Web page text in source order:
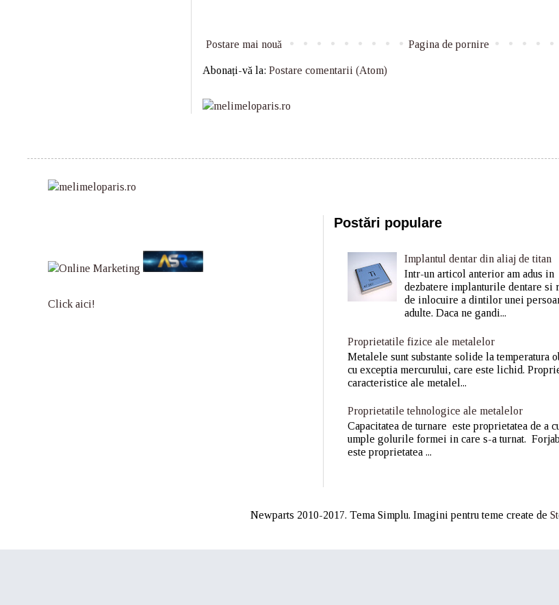
Postare mai nouă Pagina de pornire
Abonați-vă la: Postare comentarii (Atom)
Click aici!
Postări populare
Implantul dentar din aliaj de titan
Intr-un articol anterior am adus in
dezbatere implanturile dentare si
de inlocuire a dintilor unei
adulte. Daca ne gandi...
Proprietatile fizice ale metalelor
Metalele sunt substante solide la temperatura
cu exceptia mercurului, care este lichid.
caracteristice ale metalel...
Proprietatile tehnologice ale metalelor
Capacitatea de turnare este proprietatea de a
umple golurile formei in care s-a turnat.
este proprietatea ...
Newparts 2010-2017. Tema Simplu. Imagini pentru teme create de